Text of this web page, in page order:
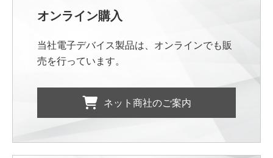
オンライン購入
当社電子デバイス製品は、オンラインでも販
売を行っています。
ネット商社のご案内